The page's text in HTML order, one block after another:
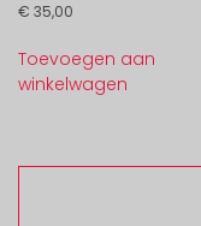
€ 35,00
Toevoegen aan
winkelwagen